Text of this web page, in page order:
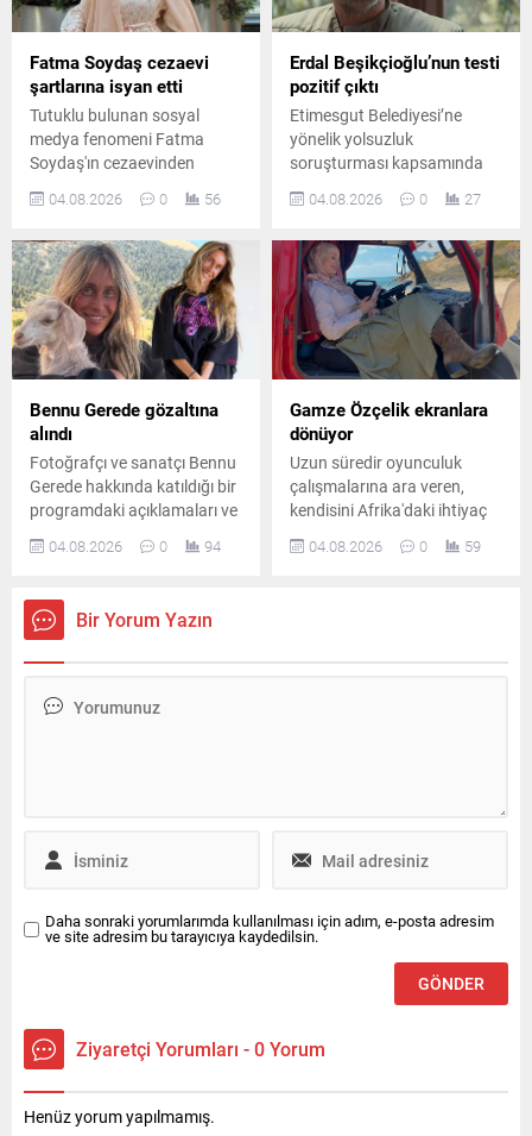
Fatma Soydaş cezaevi
şartlarına isyan etti
Tutuklu bulunan sosyal
medya fenomeni Fatma
Soydaş'ın cezaevinden
gönderdiği öne sürülen
getirdiği ve tahliye talebinde
bulunduğu iddia edildi.
04.08.2026 0 56
Erdal Beşikçioğlu’nun testi
pozitif çıktı
Etimesgut Belediyesi’ne
yönelik yolsuzluk
soruşturması kapsamında
uzaklaştırılan Belediye
Beşikçioğlu’nun laboratuvar
incelemesinde esrar testinin
pozitif çıktığı bildirildi.
04.08.2026 0 27
Bennu Gerede gözaltına
alındı
Fotoğrafçı ve sanatçı Bennu
Gerede hakkında katıldığı bir
programdaki açıklamaları ve
kullandığı ifadeler nedeniyle
"müstehcenlik" suçlamasıyla
Gerede, soruşturma
kapsamında gözaltına alındı.
04.08.2026 0 94
Gamze Özçelik ekranlara
dönüyor
Uzun süredir oyunculuk
çalışmalarına ara veren,
kendisini Afrika'daki ihtiyaç
sahiplerine hayır işlerine
adayan oyuncu Gamze
04.08.2026 0 59
Bir Yorum Yazın
Daha sonraki yorumlarımda kullanılması için adım, e-posta adresim
ve site adresim bu tarayıcıya kaydedilsin.
Ziyaretçi Yorumları - 0 Yorum
Henüz yorum yapılmamış.